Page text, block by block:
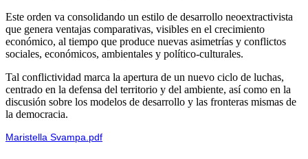
Este orden va consolidando un estilo de desarrollo neoextractivista
que genera ventajas comparativas, visibles en el crecimiento
económico, al tiempo que produce nuevas asimetrías y conflictos
sociales, económicos, ambientales y político-culturales.
Tal conflictividad marca la apertura de un nuevo ciclo de luchas,
centrado en la defensa del territorio y del ambiente, así como en la
discusión sobre los modelos de desarrollo y las fronteras mismas de
la democracia.
Maristella Svampa.pdf